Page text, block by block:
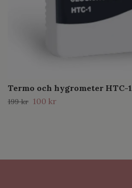
Termo och hygrometer HTC-1
199 kr 100 kr